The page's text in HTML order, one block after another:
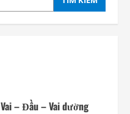
– Đầu – Vai dường